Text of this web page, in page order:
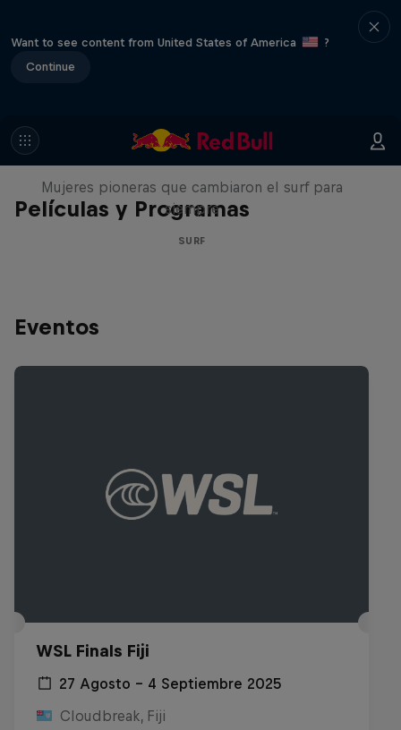
Want to see content from United States of America
?
Continue
Películas y Programas
NOW DAYS
Mujeres pioneras que cambiaron el surf para
siempre
SURF
Eventos
WSL Finals Fiji
27 Agosto – 4 Septiembre 2025
Cloudbreak, Fiji